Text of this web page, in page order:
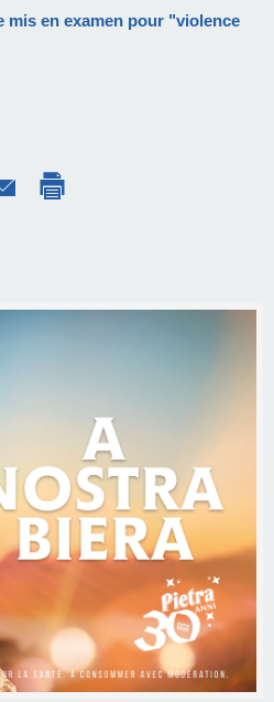
mis en examen pour "violence